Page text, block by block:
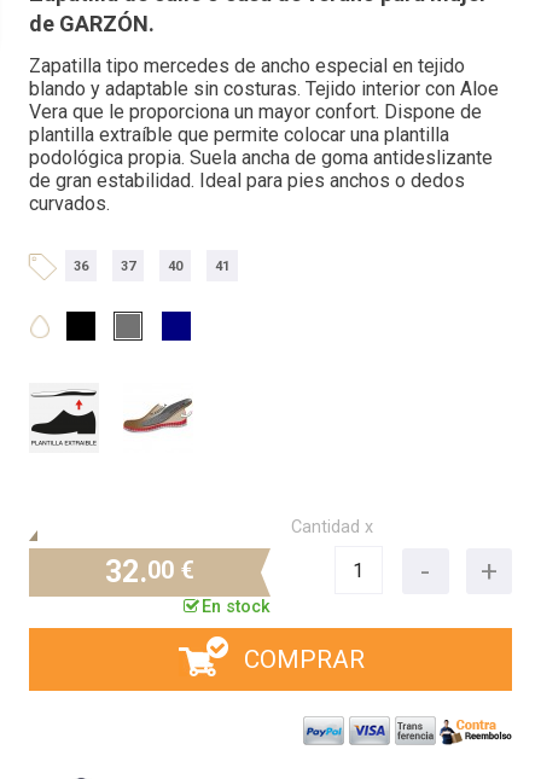
de GARZÓN.
Zapatilla tipo mercedes de ancho especial en tejido
blando y adaptable sin costuras. Tejido interior con Aloe
Vera que le proporciona un mayor confort. Dispone de
plantilla extraíble que permite colocar una plantilla
podológica propia. Suela ancha de goma antideslizante
de gran estabilidad. Ideal para pies anchos o dedos
curvados.
36 37 40 41
32.00 €
En stock
Cantidad x
COMPRAR